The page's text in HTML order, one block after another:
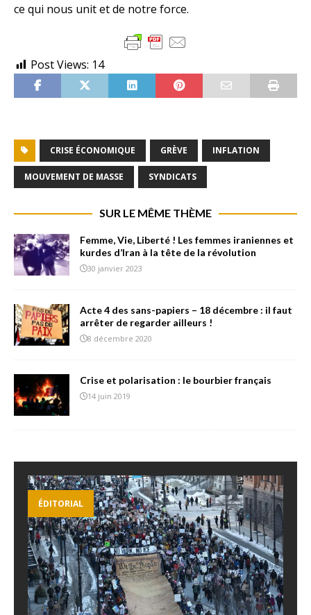
ce qui nous unit et de notre force.
Post Views: 14
CRISE ÉCONOMIQUE GRÈVE INFLATION
MOUVEMENT DE MASSE SYNDICATS
SUR LE MÊME THÈME
Femme, Vie, Liberté ! Les femmes iraniennes et
kurdes d’Iran à la tête de la révolution
30 janvier 2023
Acte 4 des sans-papiers – 18 décembre : il faut
arrêter de regarder ailleurs !
8 décembre 2020
Crise et polarisation : le bourbier français
14 juin 2019
ÉDITORIAL